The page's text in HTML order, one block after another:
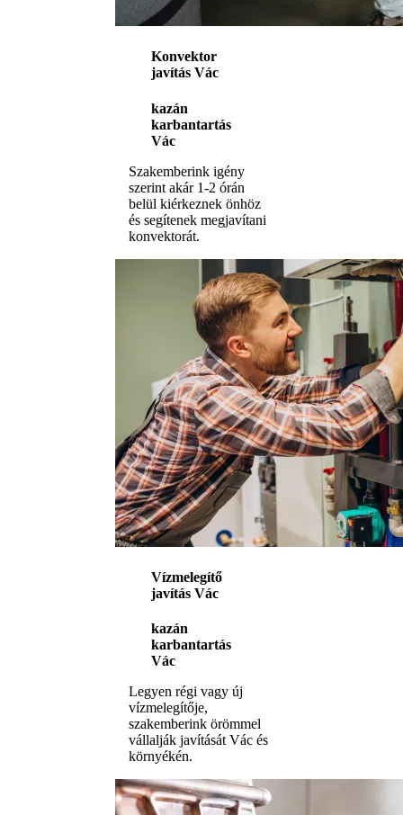
Konvektor
javítás Vác
kazán
karbantartás
Vác
Szakemberink igény
szerint akár 1-2 órán
belül kiérkeznek önhöz
és segítenek megjavítani
konvektorát.
Vízmelegítő
javítás Vác
kazán
karbantartás
Vác
Legyen régi vagy új
vízmelegítője,
szakemberink örömmel
vállalják javítását Vác és
környékén.